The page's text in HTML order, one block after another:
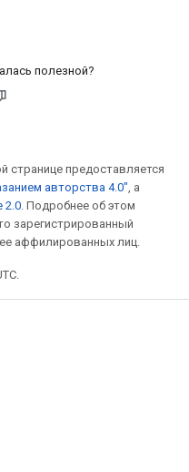
полезной?
странице предоставляется
авторства 4.0", а
2.0. Подробнее об этом
зарегистрированный
аффилированных лиц.